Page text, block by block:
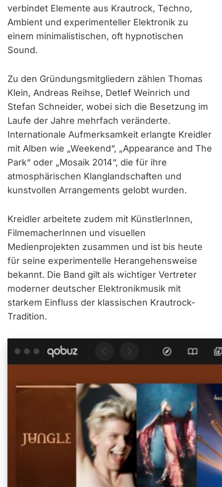
verbindet Elemente aus Krautrock, Techno,
Ambient und experimenteller Elektronik zu
einem minimalistischen, oft hypnotischen
Sound.
Zu den Gründungsmitgliedern zählen Thomas
Klein, Andreas Reihse, Detlef Weinrich und
Stefan Schneider, wobei sich die Besetzung im
Laufe der Jahre mehrfach veränderte.
Internationale Aufmerksamkeit erlangte Kreidler
mit Alben wie „Weekend“, „Appearance and The
Park“ oder „Mosaik 2014“, die für ihre
atmosphärischen Klanglandschaften und
kunstvollen Arrangements gelobt wurden.
Kreidler arbeitete zudem mit KünstlerInnen,
FilmemacherInnen und visuellen
Medienprojekten zusammen und ist bis heute
für seine experimentelle Herangehensweise
bekannt. Die Band gilt als wichtiger Vertreter
moderner deutscher Elektronikmusik mit
starkem Einfluss der klassischen Krautrock-
Tradition.